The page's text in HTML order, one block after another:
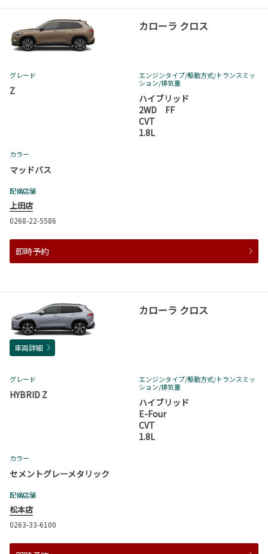
カローラ クロス
グレード
Z
エンジンタイプ/駆動方式/トランスミッ
ション/排気量
ハイブリッド
2WD FF
CVT
1.8L
カラー
マッドバス
配備店舗
上田店
0268-22-5586
即時予約
カローラ クロス
車両詳細
グレード
HYBRID Z
エンジンタイプ/駆動方式/トランスミッ
ション/排気量
ハイブリッド
E-Four
CVT
1.8L
カラー
セメントグレーメタリック
配備店舗
松本店
0263-33-6100